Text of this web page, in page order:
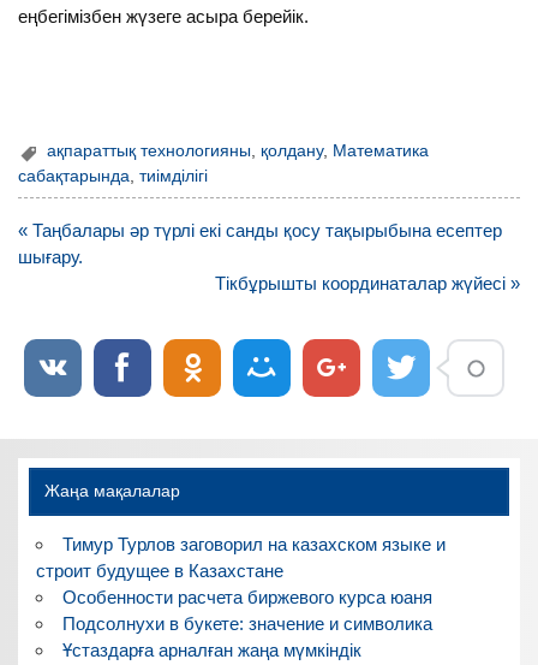
еңбегімізбен жүзеге асыра берейік.
ақпараттық технологияны, қолдану, Математика
сабақтарында ,тиімділігі
Навигация
по
« Таңбалары әр түрлі екі санды қосу тақырыбына есептер
шығару.
Тікбұрышты координаталар жүйесі »
Жаңа мақалалар
Тимур Турлов заговорил на казахском языке и
строит будущее в Казахстане
Особенности расчета биржевого курса юаня
Подсолнухи в букете: значение и символика
Ұстаздарға арналған жаңа мүмкіндік